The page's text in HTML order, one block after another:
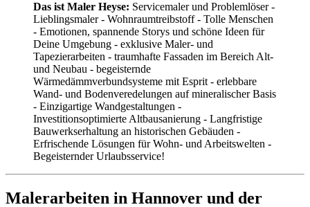
Das ist Maler Heyse: Servicemaler und Problemlöser -
Lieblingsmaler - Wohnraumtreibstoff - Tolle Menschen
- Emotionen, spannende Storys und schöne Ideen für
Deine Umgebung - exklusive Maler- und
Tapezierarbeiten - traumhafte Fassaden im Bereich Alt-
und Neubau - begeisternde
Wärmedämmverbundsysteme mit Esprit - erlebbare
Wand- und Bodenveredelungen auf mineralischer Basis
- Einzigartige Wandgestaltungen -
Investitionsoptimierte Altbausanierung - Langfristige
Bauwerkserhaltung an historischen Gebäuden -
Erfrischende Lösungen für Wohn- und Arbeitswelten -
Begeisternder Urlaubsservice!
Malerarbeiten in Hannover und der